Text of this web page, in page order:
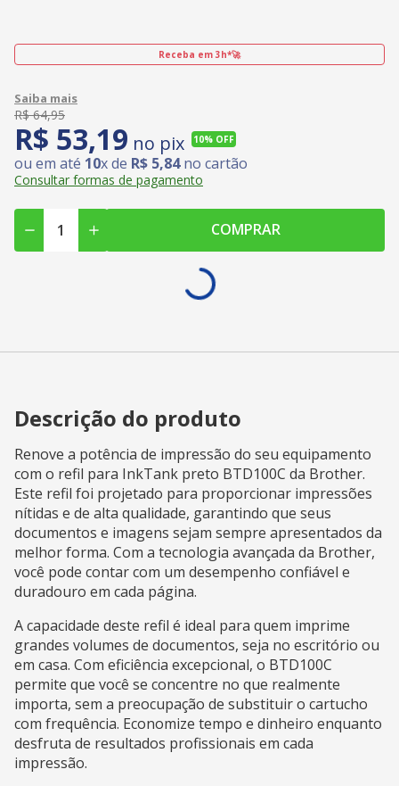
Receba em 3h*🚀
R$ 64,95
R$ 53,19 no pix 10% OFF
ou em até 10x de R$ 5,84no cartão
Consultar formas de pagamento
COMPRAR
Descrição do produto
Renove a potência de impressão do seu equipamento
com o refil para InkTank preto BTD100C da Brother.
Este refil foi projetado para proporcionar impressões
nítidas e de alta qualidade, garantindo que seus
documentos e imagens sejam sempre apresentados da
melhor forma. Com a tecnologia avançada da Brother,
você pode contar com um desempenho confiável e
duradouro em cada página.
A capacidade deste refil é ideal para quem imprime
grandes volumes de documentos, seja no escritório ou
em casa. Com eficiência excepcional, o BTD100C
permite que você se concentre no que realmente
importa, sem a preocupação de substituir o cartucho
com frequência. Economize tempo e dinheiro enquanto
desfruta de resultados profissionais em cada
impressão.